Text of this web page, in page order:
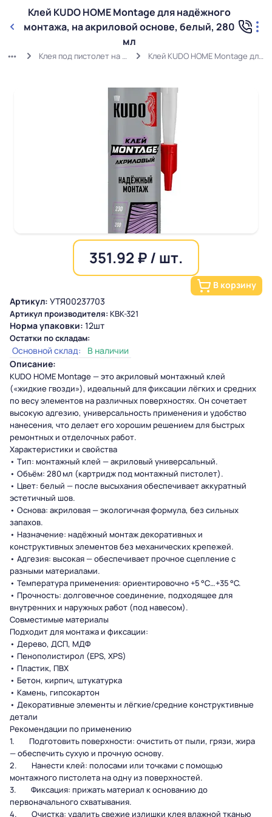
Клей KUDO HOME Мontage для надёжного
монтажа, на акриловой основе, белый, 280
мл
Клея под пистолет на Акриловой дисперсии — белые и прозрачные Клей KUDO HOME Мontage для надёжного монтажа, на акриловой основе, белый, 280 мл
351.92 ₽ / шт.
В корзину
Артикул: УТЯ00237703
Артикул производителя: KBK-321
Норма упаковки: 12шт
Остатки по складам:
Основной склад:
В наличии
Описание:
KUDO HOME Montage — это акриловый монтажный клей
(«жидкие гвозди»), идеальный для фиксации лёгких и средних
по весу элементов на различных поверхностях. Он сочетает
высокую адгезию, универсальность применения и удобство
нанесения, что делает его хорошим решением для быстрых
ремонтных и отделочных работ.
Характеристики и свойства
• Тип: монтажный клей — акриловый универсальный.
• Объём: 280 мл (картридж под монтажный пистолет).
• Цвет: белый — после высыхания обеспечивает аккуратный
эстетичный шов.
• Основа: акриловая — экологичная формула, без сильных
запахов.
• Назначение: надёжный монтаж декоративных и
конструктивных элементов без механических крепежей.
• Адгезия: высокая — обеспечивает прочное сцепление с
разными материалами.
• Температура применения: ориентировочно +5 °C…+35 °C.
• Прочность: долговечное соединение, подходящее для
внутренних и наружных работ (под навесом).
Совместимые материалы
Подходит для монтажа и фиксации:
• Дерево, ДСП, МДФ
• Пенополистирол (EPS, XPS)
• Пластик, ПВХ
• Бетон, кирпич, штукатурка
• Камень, гипсокартон
• Декоративные элементы и лёгкие/средние конструктивные
детали
Рекомендации по применению
1. Подготовить поверхности: очистить от пыли, грязи, жира
— обеспечить сухую и прочную основу.
2. Нанести клей: полосами или точками с помощью
монтажного пистолета на одну из поверхностей.
3. Фиксация: прижать материал к основанию до
первоначального схватывания.
4. Очистка: удалить свежие излишки клея влажной тканью